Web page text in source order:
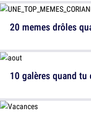
10 galères quand tu
20 memes drôles